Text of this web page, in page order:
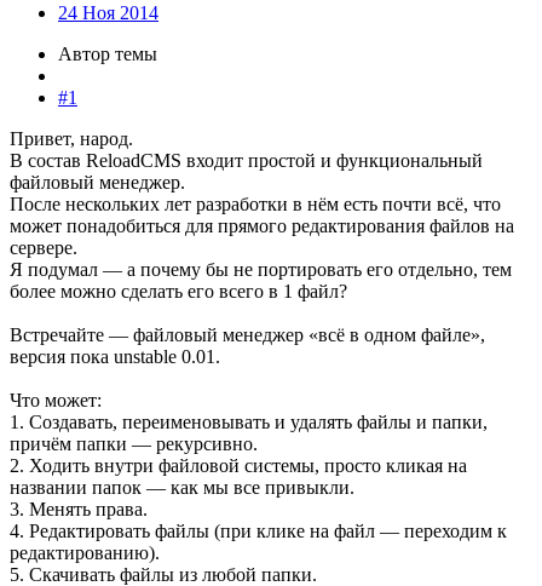
24 Ноя 2014
Автор темы
#1
Привет, народ.
В состав ReloadCMS входит простой и функциональный
файловый менеджер.
После нескольких лет разработки в нём есть почти всё, что
может понадобиться для прямого редактирования файлов на
сервере.
Я подумал — а почему бы не портировать его отдельно, тем
более можно сделать его всего в 1 файл?
Встречайте — файловый менеджер «всё в одном файле»,
версия пока unstable 0.01.
Что может:
1. Создавать, переименовывать и удалять файлы и папки,
причём папки — рекурсивно.
2. Ходить внутри файловой системы, просто кликая на
названии папок — как мы все привыкли.
3. Менять права.
4. Редактировать файлы (при клике на файл — переходим к
редактированию).
5. Скачивать файлы из любой папки.